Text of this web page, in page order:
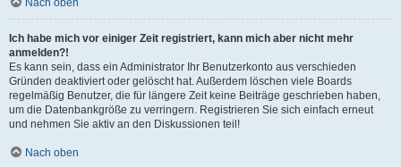
Nach oben
Ich habe mich vor einiger Zeit registriert, kann mich aber nicht mehr
anmelden?!
Es kann sein, dass ein Administrator Ihr Benutzerkonto aus verschieden
Gründen deaktiviert oder gelöscht hat. Außerdem löschen viele Boards
regelmäßig Benutzer, die für längere Zeit keine Beiträge geschrieben haben,
um die Datenbankgröße zu verringern. Registrieren Sie sich einfach erneut
und nehmen Sie aktiv an den Diskussionen teil!
Nach oben